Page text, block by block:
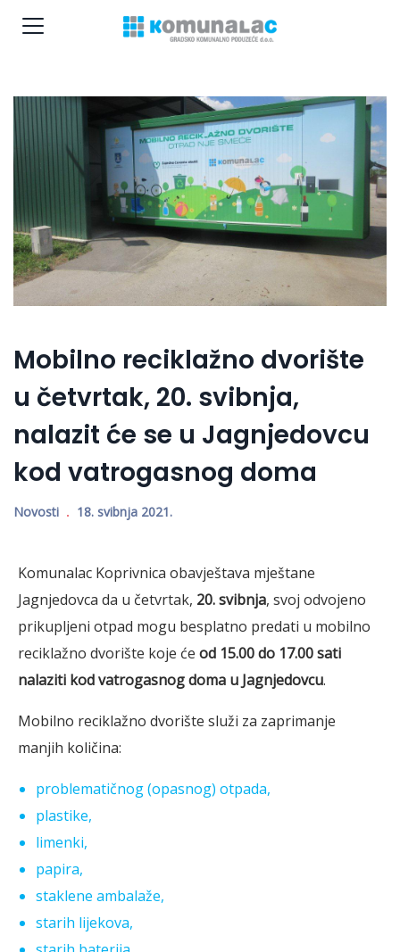
Mobilno reciklažno dvorište
u četvrtak, 20. svibnja,
nalazit će se u Jagnjedovcu
kod vatrogasnog doma
Novosti 18. svibnja 2021.
Komunalac Koprivnica obavještava mještane
Jagnjedovca da u četvrtak, 20. svibnja, svoj odvojeno
prikupljeni otpad mogu besplatno predati u mobilno
reciklažno dvorište koje će od 15.00 do 17.00 sati
nalaziti kod vatrogasnog doma u Jagnjedovcu.
Mobilno reciklažno dvorište služi za zaprimanje
manjih količina:
problematičnog (opasnog) otpada,
plastike,
limenki,
papira,
staklene ambalaže,
starih lijekova,